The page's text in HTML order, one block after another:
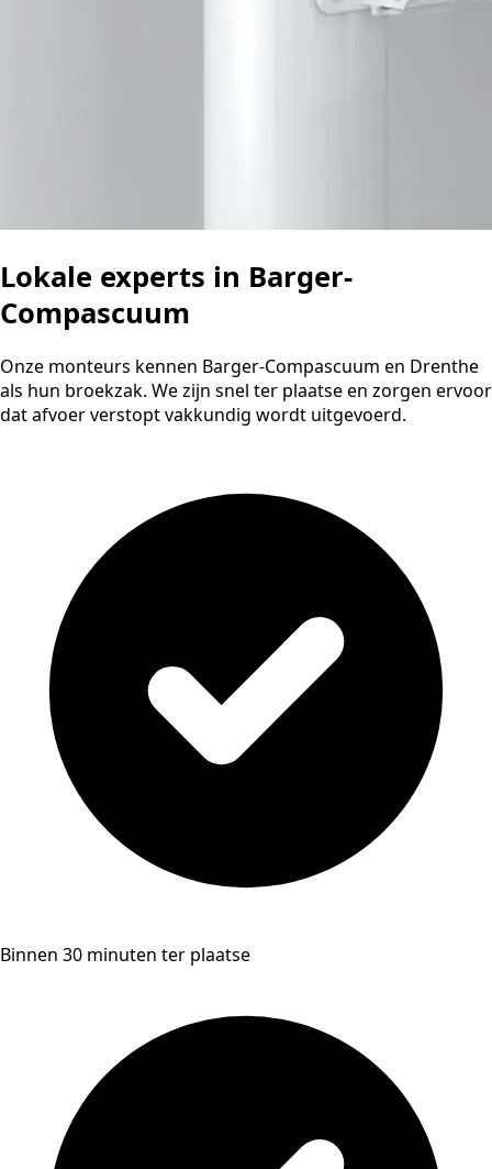
Lokale experts in Barger-
Compascuum
Onze monteurs kennen Barger-Compascuum en Drenthe
als hun broekzak. We zijn snel ter plaatse en zorgen ervoor
dat afvoer verstopt vakkundig wordt uitgevoerd.
Binnen 30 minuten ter plaatse